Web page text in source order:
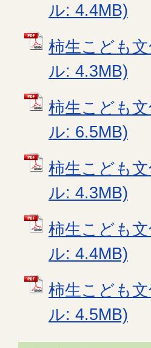
ル: 4.4MB)
柿生こども
ル: 4.3MB)
柿生こども
ル: 6.5MB)
柿生こども
ル: 4.3MB)
柿生こども
ル: 4.4MB)
柿生こども
ル: 4.5MB)